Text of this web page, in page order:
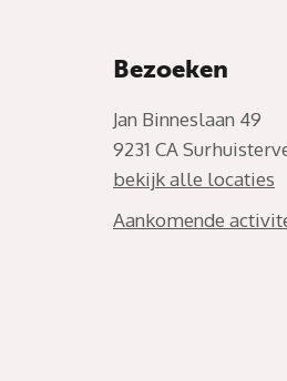
Bezoeken
Jan Binneslaan 49
9231 CA
bekijk alle locaties
Aankomende